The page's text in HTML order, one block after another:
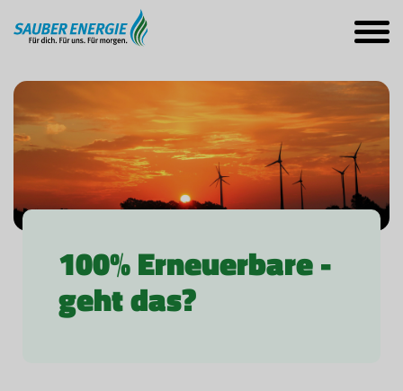
100% Erneuerbare -
geht das?